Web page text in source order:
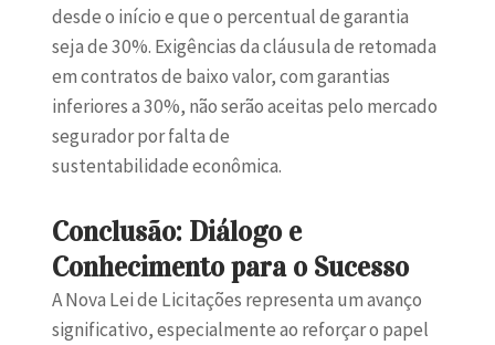
desde o início e que o percentual de garantia
seja de 30%. Exigências da cláusula de retomada
em contratos de baixo valor, com garantias
inferiores a 30%, não serão aceitas pelo mercado
segurador por falta de
sustentabilidade econômica.
Conclusão: Diálogo e
Conhecimento para o Sucesso
ANova Lei de Licitações representa um avanço
significativo, especialmente ao reforçar o papel